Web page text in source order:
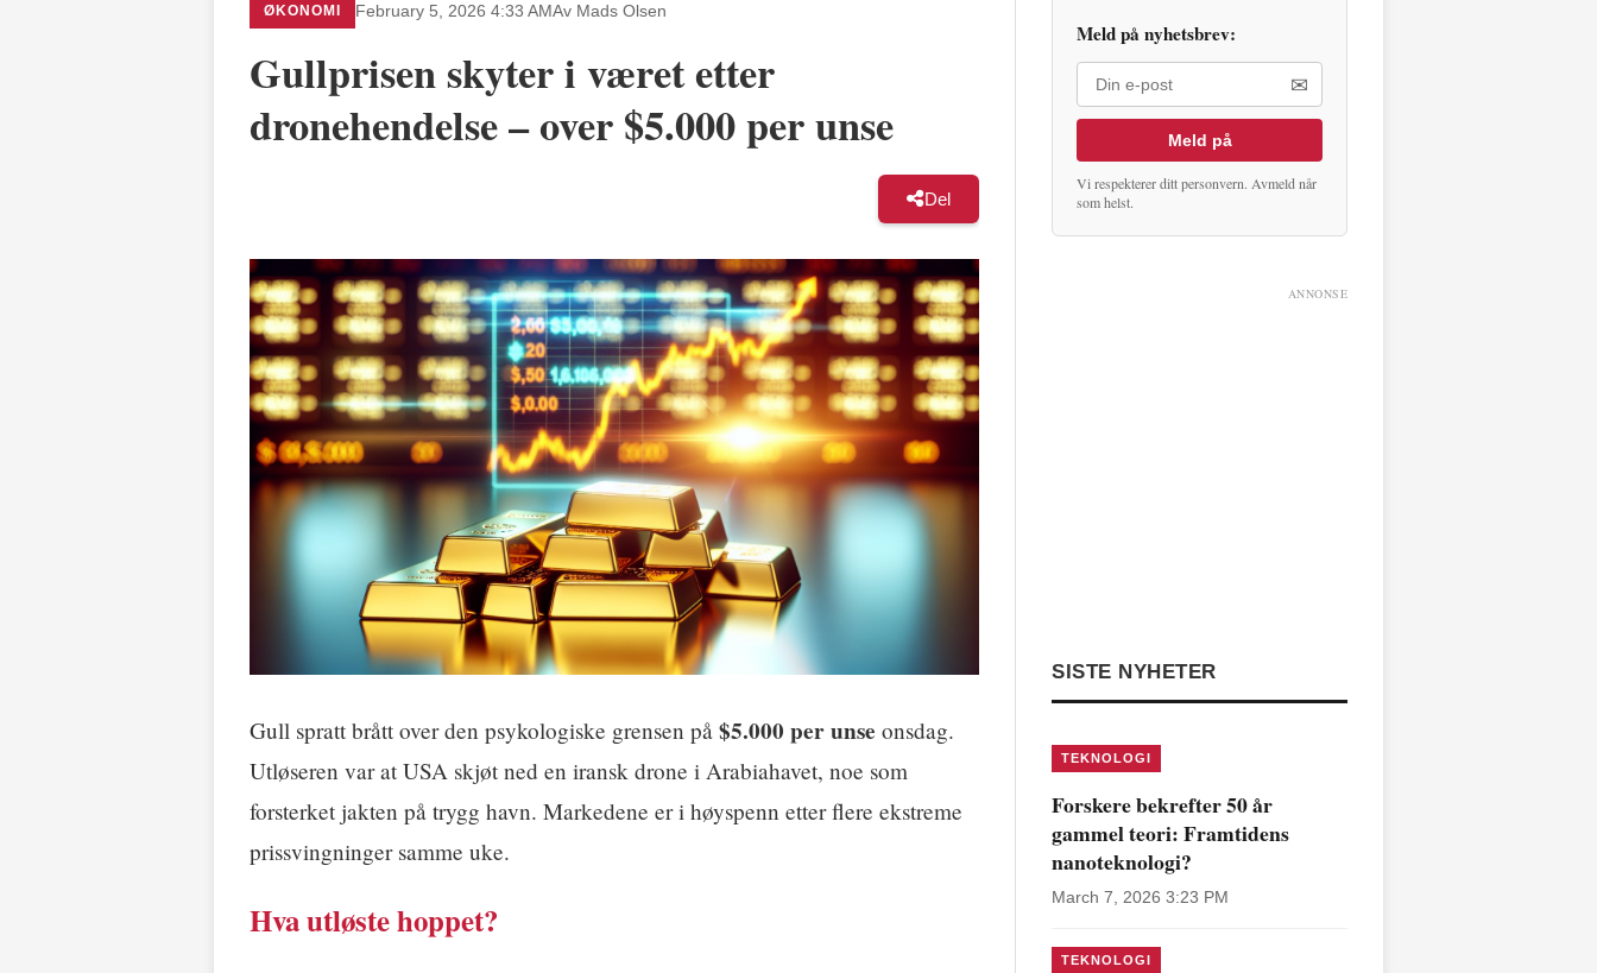
ØKONOMI February 5, 2026 4:33 AMAv Mads Olsen
Gullprisen skyter i været etter
dronehendelse – over $5.000 per unse
Del
Gull spratt brått over den psykologiske grensen på $5.000 per unse onsdag.
Utløseren var at USA skjøt ned en iransk drone i Arabiahavet, noe som
forsterket jakten på trygg havn. Markedene er i høyspenn etter flere ekstreme
prissvingninger samme uke.
Hva utløste hoppet?
Meld på nyhetsbrev:
✉
Meld på
Vi respekterer ditt personvern. Avmeld når
som helst.
ANNONSE
SISTE NYHETER
TEKNOLOGI
Forskere bekrefter 50 år
gammel teori: Framtidens
nanoteknologi?
March 7, 2026 3:23 PM
TEKNOLOGI